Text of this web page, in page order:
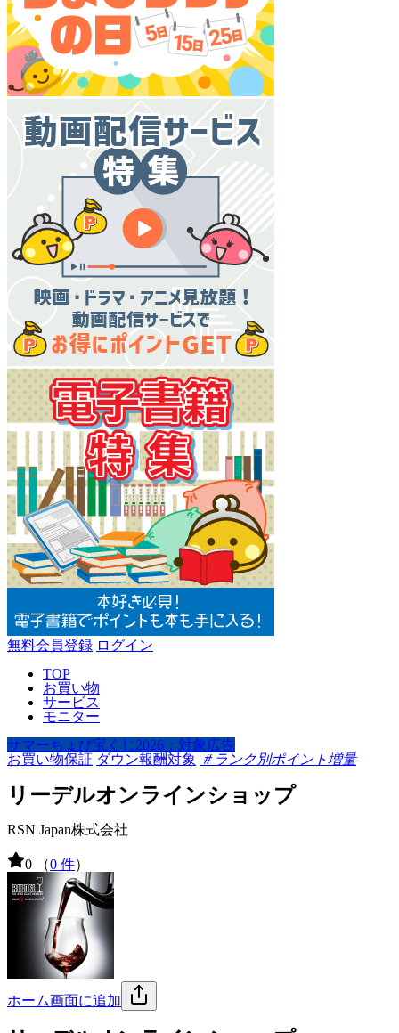
無料会員登録 ログイン
TOP
お買い物
サービス
モニター
サマーちょび宝くじ2026：対象広告
お買い物保証 ダウン報酬対象 ＃ランク別ポイント増量
リーデルオンラインショップ
RSN Japan株式会社
0 （0 件）
ホーム画面に追加